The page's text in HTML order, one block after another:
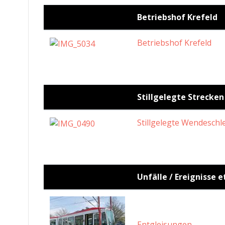
Betriebshof Krefeld
Betriebshof Krefeld
Stillgelegte Strecken
Stillgelegte
Unfälle / Ereignisse